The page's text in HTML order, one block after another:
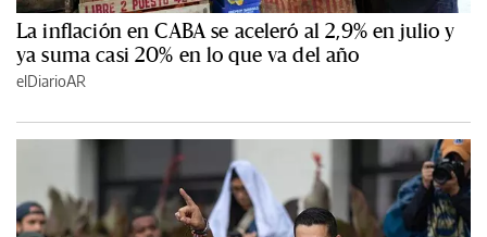
La inflación en CABA se aceleró al 2,9% en julio y
ya suma casi 20% en lo que va del año
elDiarioAR